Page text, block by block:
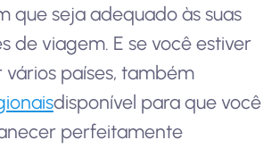
que seja adequado às suas
de viagem. E se você estiver
países, também
disponível para que você
perfeitamente